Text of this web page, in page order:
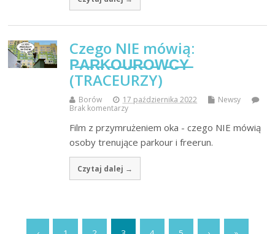
Czego NIE mówią:
P̶A̶R̶K̶O̶U̶R̶O̶W̶C̶Y̶
(TRACEURZY)
Borów 17 października 2022
Newsy
Brak komentarzy
Film z przymrużeniem oka - czego NIE mówią
osoby trenujące parkour i freerun.
Czytaj dalej →